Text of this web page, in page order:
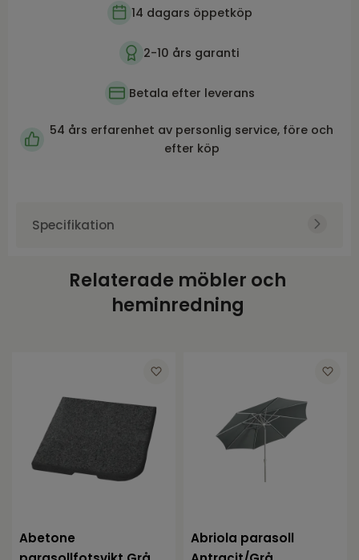
14 dagars öppetköp
2-10 års garanti
Betala efter leverans
54 års erfarenhet av personlig service, före och
efter köp
Specifikation
Varumärke
Brafab
Svart
Relaterade möbler och
heminredning
Abetone
Abriola parasoll